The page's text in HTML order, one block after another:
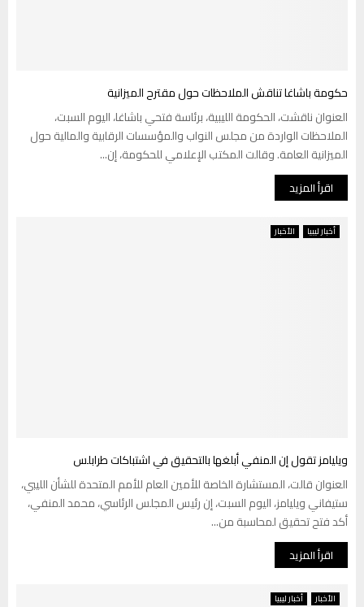
حكومة باشاغا تناقش الملاحظات حول مقترح الميزانية
العنوان ناقشت، الحكومة الليبية، برئاسة فتحي باشاغا، اليوم السبت،
الملاحظات الواردة من مجلس النواب والمؤسسات الرقابية والمالية حول
الميزانية العامة. وقالت المكتب الإعلامي للحكومة، إن...
اقرأ المزيد
أخبار ليبيا الأخبار
ويليامز تقول إن المنفي أبلغها بالتحقيق في اشتباكات طرابلس
العنوان قالت، المستشارة الخاصة للأمين العام للأمم المتحدة للشأن الليبي،
ستيفاني ويليامز، اليوم السبت، إن رئيس المجلس الرئاسي، محمد المنفي،
أكد فتح تحقيق لمحاسبة من...
اقرأ المزيد
الأخبار أخبار ليبيا